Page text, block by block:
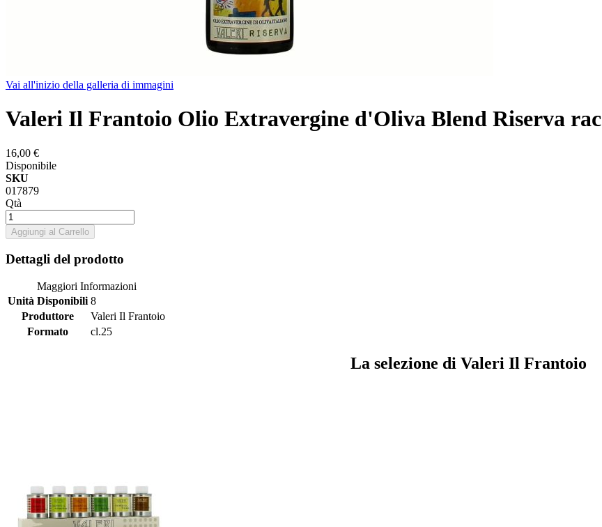
Vai all'inizio della galleria di immagini
Valeri Il Frantoio Olio Extravergine d'Oliva Blend Riserva
16,00 €
Disponibile
SKU
017879
Qtà
Aggiungi al Carrello
Dettagli del prodotto
Maggiori Informazioni
Unità Disponibili 8
Produttore
Valeri Il Frantoio
Formato
cl.25
La selezione di Valeri Il Frantoio